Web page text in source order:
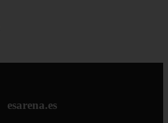
esarena.es